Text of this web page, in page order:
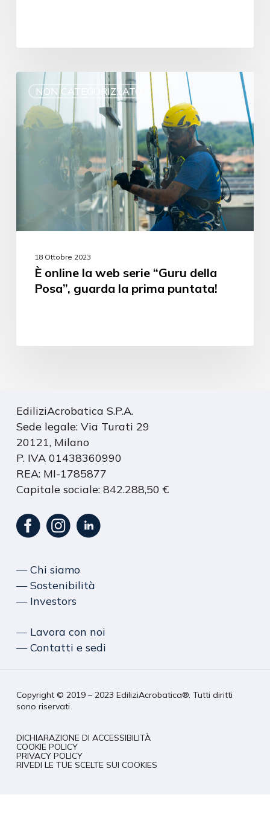
NON CATEGORIZZATO
18 Ottobre 2023
È online la web serie “Guru della
Posa”, guarda la prima puntata!
EdiliziAcrobatica S.P.A.
Sede legale: Via Turati 29
20121, Milano
P. IVA 01438360990
REA: MI-1785877
Capitale sociale: 842.288,50 €
― Chi siamo
― Sostenibilità
― Investors
― Lavora con noi
― Contatti e sedi
Copyright © 2019 – 2023 EdiliziAcrobatica®. Tutti diritti
sono riservati
DICHIARAZIONE DI ACCESSIBILITÀ
COOKIE POLICY
PRIVACY POLICY
RIVEDI LE TUE SCELTE SUI COOKIES